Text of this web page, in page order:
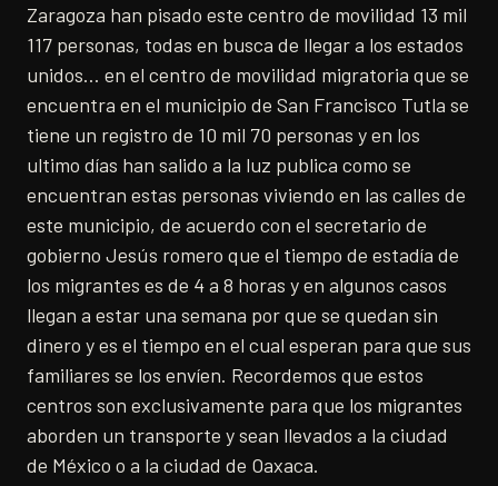
Zaragoza han pisado este centro de movilidad 13 mil
117 personas, todas en busca de llegar a los estados
unidos… en el centro de movilidad migratoria que se
encuentra en el municipio de San Francisco Tutla se
tiene un registro de 10 mil 70 personas y en los
ultimo días han salido a la luz publica como se
encuentran estas personas viviendo en las calles de
este municipio, de acuerdo con el secretario de
gobierno Jesús romero que el tiempo de estadía de
los migrantes es de 4 a 8 horas y en algunos casos
llegan a estar una semana por que se quedan sin
dinero y es el tiempo en el cual esperan para que sus
familiares se los envíen. Recordemos que estos
centros son exclusivamente para que los migrantes
aborden un transporte y sean llevados a la ciudad
de México o a la ciudad de Oaxaca.